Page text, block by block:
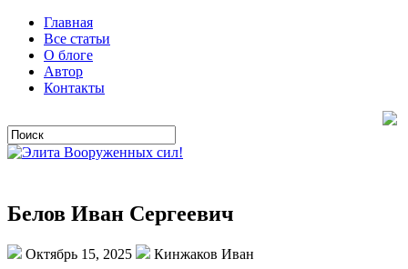
Главная
Все статьи
О блоге
Автор
Контакты
Белов Иван Сергеевич
Октябрь 15, 2025
Кинжаков Иван